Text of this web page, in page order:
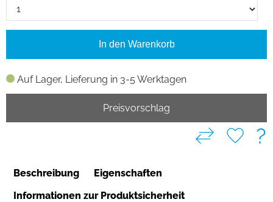
Auf Lager, Lieferung in 3-5 Werktagen
In den Warenkorb
Preisvorschlag
?
Beschreibung
Eigenschaften
Informationen zur Produktsicherheit